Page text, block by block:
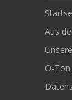
Aus
O-